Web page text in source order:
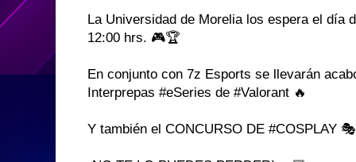
La Universidad de Morelia los espera el día
12:00 hrs. 🎮🏆
En conjunto con 7z Esports se llevarán
Interprepas #eSeries de #Valorant 🔥
Y también el CONCURSO DE #COSPLAY 🎭